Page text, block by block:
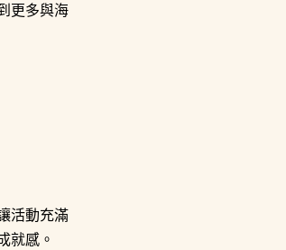
更多與海
活動充滿
就感。